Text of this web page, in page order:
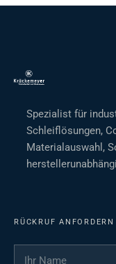
Spezialist für
Schleiflösungen,
Materialauswahl,
RÜCKRUF ANFORDERN
Ihr Name